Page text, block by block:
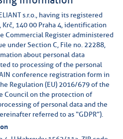
s.r.o., having its registered
140 00 Praha 4, identification
Commercial Register administered
under Section C, File no. 22288,
about personal data
to processing of the personal
conference registration form in
Regulation (EU) 2016/679 of the
Council on the protection of
of personal data and the
referred to as “GDPR”).